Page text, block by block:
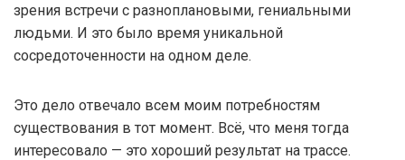
зрения встречи с разноплановыми, гениальными
людьми. И это было время уникальной
сосредоточенности на одном деле.
Это дело отвечало всем моим потребностям
существования в тот момент. Всё, что меня тогда
интересовало — это хороший результат на трассе.